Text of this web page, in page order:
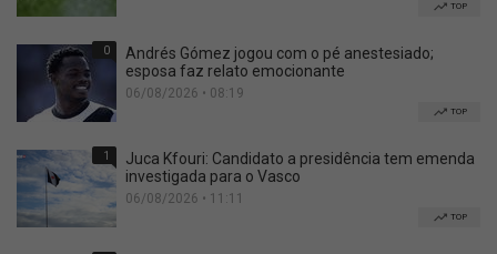
TOP
0
Andrés Gómez jogou com o pé anestesiado;
esposa faz relato emocionante
06/08/2026 • 08:19
TOP
1
Juca Kfouri: Candidato a presidência tem emenda
investigada para o Vasco
06/08/2026 • 11:11
TOP